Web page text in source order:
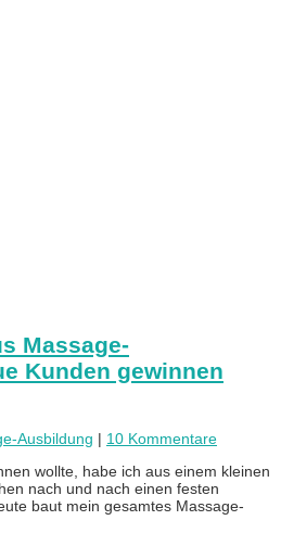
Massage-
Kunden gewinnen
Ausbildung | 10 Kommentare
wollte, habe ich aus einem kleinen
nach und nach einen festen
baut mein gesamtes Massage-